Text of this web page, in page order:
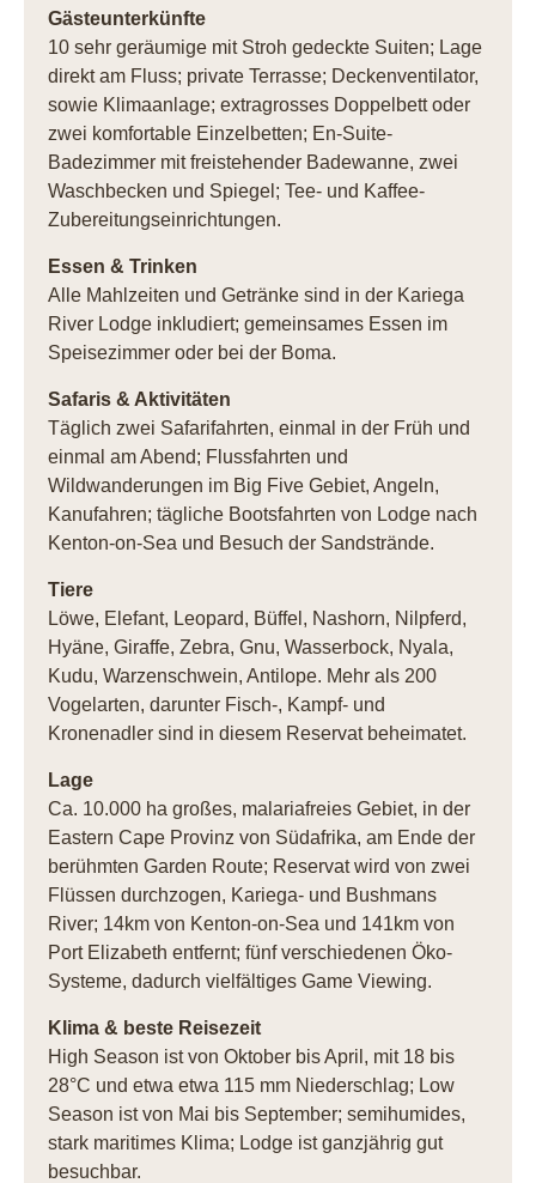
Gästeunterkünfte
10 sehr geräumige mit Stroh gedeckte Suiten; Lage
direkt am Fluss; private Terrasse; Deckenventilator,
sowie Klimaanlage; extragrosses Doppelbett oder
zwei komfortable Einzelbetten; En-Suite-
Badezimmer mit freistehender Badewanne, zwei
Waschbecken und Spiegel; Tee- und Kaffee-
Zubereitungseinrichtungen.
Essen & Trinken
Alle Mahlzeiten und Getränke sind in der Kariega
River Lodge inkludiert; gemeinsames Essen im
Speisezimmer oder bei der Boma.
Safaris & Aktivitäten
Täglich zwei Safarifahrten, einmal in der Früh und
einmal am Abend; Flussfahrten und
Wildwanderungen im Big Five Gebiet, Angeln,
Kanufahren; tägliche Bootsfahrten von Lodge nach
Kenton-on-Sea und Besuch der Sandstrände.
Tiere
Löwe, Elefant, Leopard, Büffel, Nashorn, Nilpferd,
Hyäne, Giraffe, Zebra, Gnu, Wasserbock, Nyala,
Kudu, Warzenschwein, Antilope. Mehr als 200
Vogelarten, darunter Fisch-, Kampf- und
Kronenadler sind in diesem Reservat beheimatet.
Lage
Ca. 10.000 ha großes, malariafreies Gebiet, in der
Eastern Cape Provinz von Südafrika, am Ende der
berühmten Garden Route; Reservat wird von zwei
Flüssen durchzogen, Kariega- und Bushmans
River; 14km von Kenton-on-Sea und 141km von
Port Elizabeth entfernt; fünf verschiedenen Öko-
Systeme, dadurch vielfältiges Game Viewing.
Klima & beste Reisezeit
High Season ist von Oktober bis April, mit 18 bis
28°C und etwa etwa 115 mm Niederschlag; Low
Season ist von Mai bis September; semihumides,
stark maritimes Klima; Lodge ist ganzjährig gut
besuchbar.